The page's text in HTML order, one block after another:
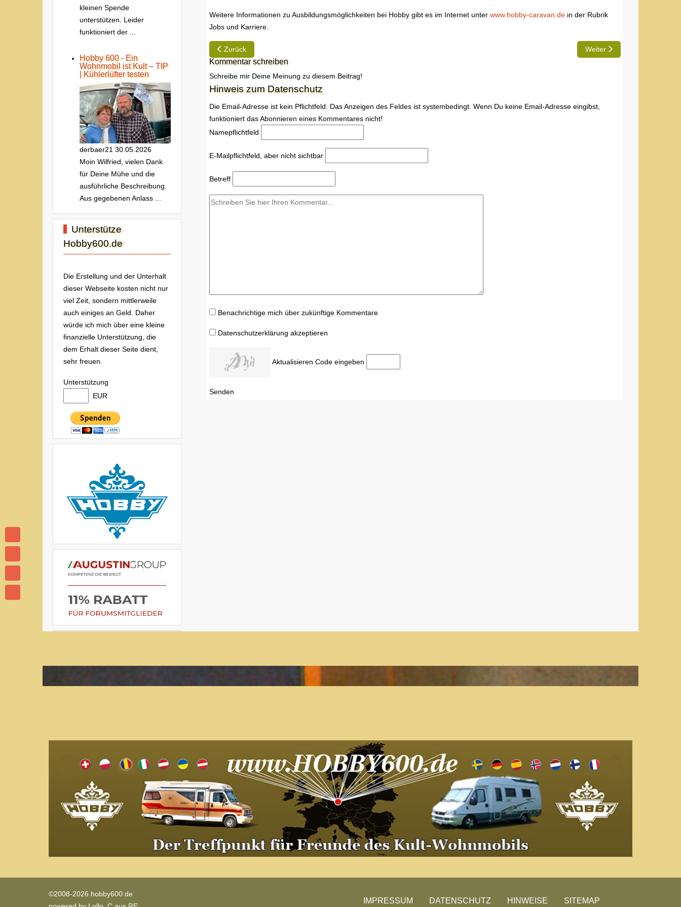
kleinen Spende
unterstützen. Leider
funktioniert der ...
Hobby 600 - Ein
Wohnmobil ist Kult – TIP
| Kühlerlüfter testen
derbaer21 30.05.2026
Moin Wilfried, vielen Dank
für Deine Mühe und die
ausführliche Beschreibung.
Aus gegebenen Anlass ...
Unterstütze
Hobby600.de
Die Erstellung und der Unterhalt
dieser Webseite kosten nicht nur
viel Zeit, sondern mittlerweile
auch einiges an Geld. Daher
würde ich mich über eine kleine
finanzielle Unterstützung, die
dem Erhalt dieser Seite dient,
sehr freuen.
Unterstützung
EUR
Weitere Informationen zu Ausbildungsmöglichkeiten bei Hobby gibt es im Internet unter www.hobby-caravan.de in der Rubrik
Jobs und Karriere.
Vorheriger Beitrag: Premiere auf der CMT: Eleganter Hobby mit Hubbett
Zurück Nächster Beitrag:
Weiter
Kommentar schreiben
Schreibe mir Deine Meinung zu diesem Beitrag!
Hinweis zum Datenschutz
Die Email-Adresse ist kein Pflichtfeld. Das Anzeigen des Feldes ist systembedingt. Wenn Du keine Email-Adresse eingibst,
funktioniert das Abonnieren eines Kommentares nicht!
Namepflichtfeld
E-Mailpflichtfeld, aber nicht sichtbar
Betreff
Benachrichtige mich über zukünftige Kommentare
Datenschutzerklärung akzeptieren
Aktualisieren Code eingeben
Senden
©2008-2026 hobby600.de
IMPRESSUM DATENSCHUTZ HINWEISE SITEMAP